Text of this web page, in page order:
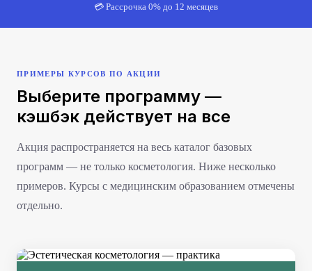
💳 Рассрочка 0% до 12 месяцев
ПРИМЕРЫ КУРСОВ ПО АКЦИИ
Выберите программу —
кэшбэк действует на все
Акция распространяется на весь каталог базовых
программ — не только косметология. Ниже несколько
примеров. Курсы с медицинским образованием отмечены
отдельно.